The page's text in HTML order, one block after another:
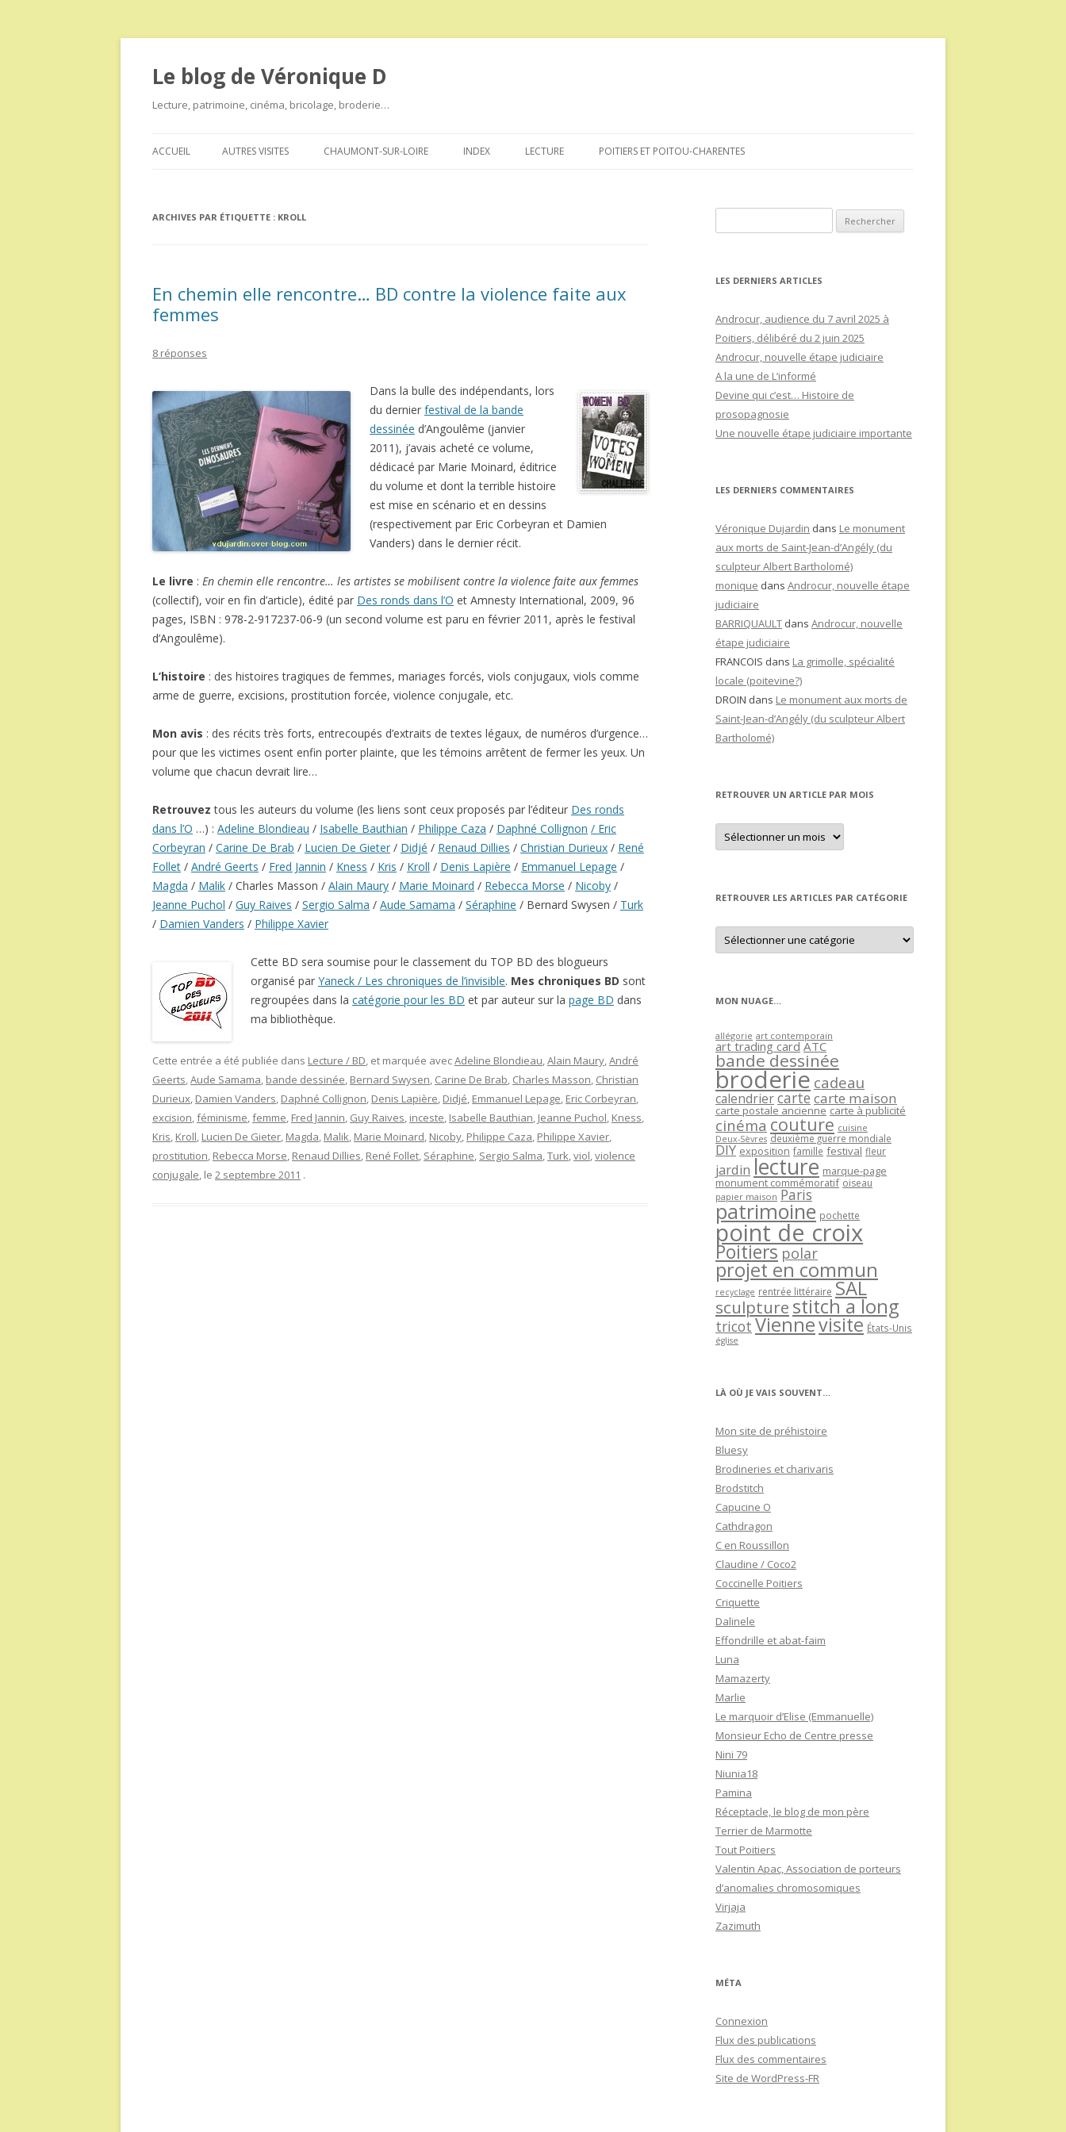
Le blog de Véronique D
Lecture, patrimoine, cinéma, bricolage, broderie…
au
ACCUEIL AUTRES VISITES CHAUMONT-SUR-LOIRE INDEX LECTURE POITIERS ET POITOU-CHARENTES
ARCHIVES PAR ÉTIQUETTE : KROLL
En chemin elle rencontre… BD contre la violence faite aux
femmes
8 réponses
Dans la bulle des indépendants, lors
du dernier festival de la bande
dessinée d’Angoulême (janvier
2011), j’avais acheté ce volume,
dédicacé par Marie Moinard, éditrice
du volume et dont la terrible histoire
est mise en scénario et en dessins
(respectivement par Eric Corbeyran et Damien
Vanders) dans le dernier récit.
Le livre : En chemin elle rencontre… les artistes se mobilisent contre la violence faite aux femmes
(collectif), voir en fin d’article), édité par Des ronds dans l’O et Amnesty International, 2009, 96
pages, ISBN : 978-2-917237-06-9 (un second volume est paru en février 2011, après le festival
d’Angoulême).
L’histoire : des histoires tragiques de femmes, mariages forcés, viols conjugaux, viols comme
arme de guerre, excisions, prostitution forcée, violence conjugale, etc.
Mon avis : des récits très forts, entrecoupés d’extraits de textes légaux, de numéros d’urgence…
pour que les victimes osent enfin porter plainte, que les témoins arrêtent de fermer les yeux. Un
volume que chacun devrait lire…
Retrouvez tous les auteurs du volume (les liens sont ceux proposés par l’éditeur Des ronds
dans l’O …) : Adeline Blondieau / Isabelle Bauthian / Philippe Caza / Daphné Collignon / Eric
Corbeyran / Carine De Brab / Lucien De Gieter / Didjé / Renaud Dillies / Christian Durieux / René
Follet / André Geerts / Fred Jannin / Kness / Kris / Kroll / Denis Lapière / Emmanuel Lepage /
Magda / Malik / Charles Masson / Alain Maury / Marie Moinard / Rebecca Morse / Nicoby /
Jeanne Puchol / Guy Raives / Sergio Salma / Aude Samama / Séraphine / Bernard Swysen / Turk
/ Damien Vanders / Philippe Xavier
Cette BD sera soumise pour le classement du TOP BD des blogueurs
organisé par Yaneck / Les chroniques de l’invisible. Mes chroniques BD sont
regroupées dans la catégorie pour les BD et par auteur sur la page BD dans
ma bibliothèque.
Cette entrée a été publiée dans Lecture / BD, et marquée avecAdeline Blondieau,Alain Maury,André
Geerts,Aude Samama, bande dessinée, Bernard Swysen, Carine De Brab, Charles Masson, Christian
Durieux, Damien Vanders, Daphné Collignon, Denis Lapière, Didjé, Emmanuel Lepage, Eric Corbeyran,
excision,féminisme,femme, Fred Jannin, Guy Raives, inceste, Isabelle Bauthian, Jeanne Puchol, Kness,
Kris, Kroll, Lucien De Gieter, Magda, Malik, Marie Moinard, Nicoby, Philippe Caza, Philippe Xavier,
prostitution, Rebecca Morse, Renaud Dillies, René Follet, Séraphine, Sergio Salma,Turk,viol,violence
conjugale, le 2 septembre 2011 .
LES DERNIERS ARTICLES
Androcur, audience du 7 avril 2025 à
Poitiers, délibéré du 2 juin 2025
Androcur, nouvelle étape judiciaire
A la une de L’informé
Devine qui c’est… Histoire de
prosopagnosie
Une nouvelle étape judiciaire importante
LES DERNIERS COMMENTAIRES
Véronique Dujardin dans Le monument
aux morts de Saint-Jean-d’Angély (du
sculpteur Albert Bartholomé)
monique dans Androcur, nouvelle étape
judiciaire
BARRIQUAULT dans Androcur, nouvelle
étape judiciaire
FRANCOIS dans La grimolle, spécialité
locale (poitevine?)
DROIN dans Le monument aux morts de
Saint-Jean-d’Angély (du sculpteur Albert
Bartholomé)
RETROUVER UN ARTICLE PAR MOIS
Retrouver
un
article
RETROUVER LES ARTICLES PAR CATÉGORIE
Retrouver
les
articles
MON NUAGE…
allégorie art contemporain
art trading card ATC
bande dessinée
broderie cadeau
calendriercartecarte maison
carte postale ancienne carte à publicité
cinéma couture cuisine
Deux-Sèvres deuxième guerre mondiale
DIY exposition famille festival fleur
jardin lecture marque-page
monument commémoratif oiseau
papier maison Paris
patrimoine pochette
point de croix
Poitiers polar
projet en commun
recyclage rentrée littéraire SAL
sculpture stitch a long
tricot Viennevisite États-Unis
église
LÀ OÙ JE VAIS SOUVENT…
Mon site de préhistoire
Bluesy
Brodineries et charivaris
Brodstitch
Capucine O
Cathdragon
C en Roussillon
Claudine / Coco2
Coccinelle Poitiers
Criquette
Dalinele
Effondrille et abat-faim
Luna
Mamazerty
Marlie
Le marquoir d’Elise (Emmanuelle)
Monsieur Echo de Centre presse
Nini 79
Niunia18
Pamina
Réceptacle, le blog de mon père
Terrier de Marmotte
Tout Poitiers
Valentin Apac, Association de porteurs
d’anomalies chromosomiques
Virjaja
Zazimuth
MÉTA
Connexion
Flux des publications
Flux des commentaires
Site de WordPress-FR